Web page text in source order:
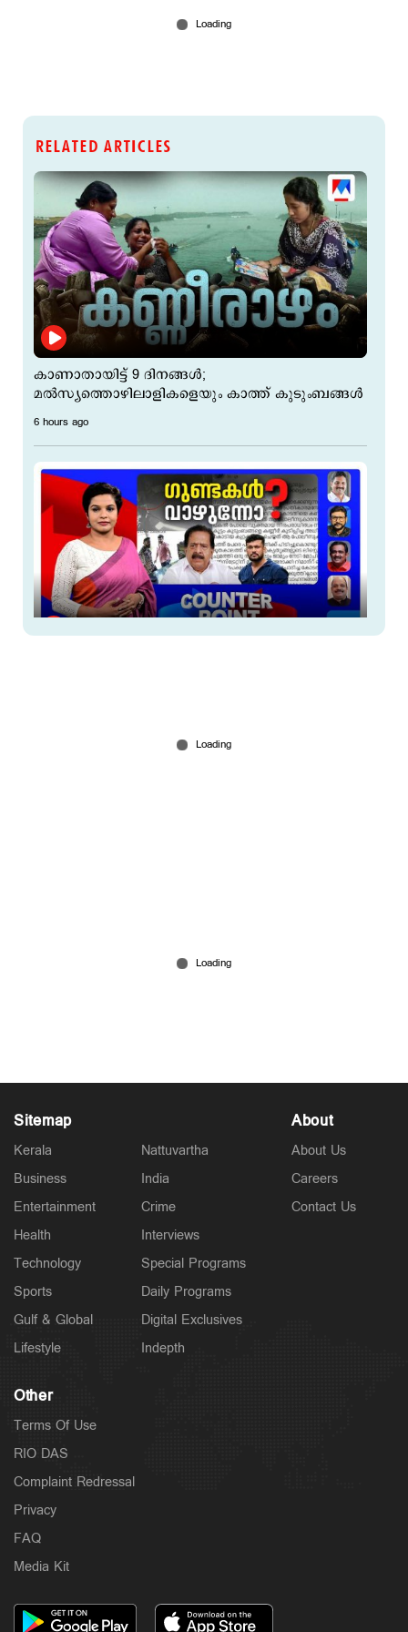
RELATED ARTICLES
കാണാതായിട്ട് 9 ദിനങ്ങള്‍;
മല്‍സ്യത്തൊഴിലാളികളെയും കാത്ത് കുടുംബങ്ങള്‍
6 hours ago
പൊലീസിനെ വെല്ലുവിളിക്കുന്ന ഗുണ്ടാനേതാവ്;
ആരാണ് അര്‍ജുന്‍ ആയങ്കി?
Sitemap
Kerala
Business
Entertainment
Health
Technology
Sports
Gulf & Global
Lifestyle
Nattuvartha
India
Crime
Interviews
Special Programs
Daily Programs
Digital Exclusives
Indepth
About
About Us
Careers
Contact Us
Other
Terms Of Use
RIO DAS
Complaint Redressal
Privacy
FAQ
Media Kit